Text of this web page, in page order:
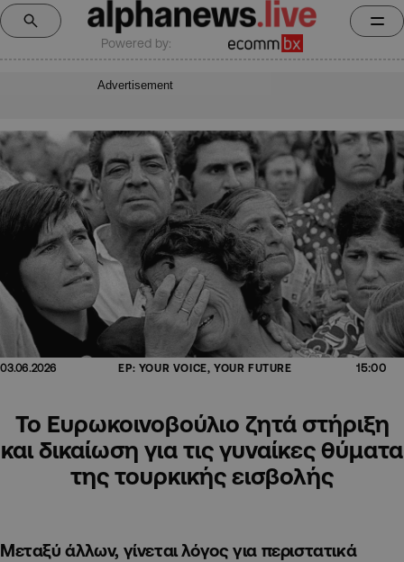
Powered by:
Advertisement
03.06.2026 EP: YOUR VOICE, YOUR FUTURE 15:00
Το Ευρωκοινοβούλιο ζητά στήριξη
και δικαίωση για τις γυναίκες θύματα
της τουρκικής εισβολής
Μεταξύ άλλων, γίνεται λόγος για περιστατικά